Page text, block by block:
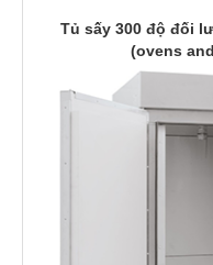
Tủ sấy 300 độ đối
(ovens